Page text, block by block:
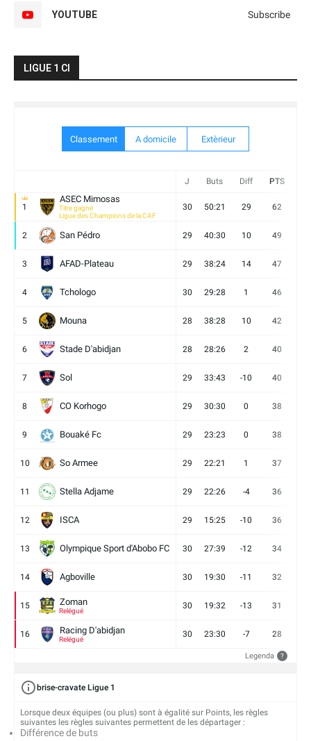
YOUTUBE Subscribe
LIGUE 1 CI
Classement A domicile Extèrieur
J Buts Diff PTS
1
ASEC Mimosas
Titre gagné
Ligue des Champions de la CAF
30 50:21 29 62
2 San Pédro 29 40:30 10 49
3 AFAD-Plateau 29 38:24 14 47
4 Tchologo 30 29:28 1 46
5 Mouna 28 38:28 10 42
6 Stade D'abidjan 28 28:26 2 40
7 Sol 29 33:43 -10 40
8 CO Korhogo 29 30:30 0 38
9 Bouaké Fc 29 23:23 0 38
10 So Armee 29 22:21 1 37
11 Stella Adjame 29 22:26 -4 36
12 ISCA 29 15:25 -10 36
13 Olympique Sport d'Abobo FC 30 27:39 -12 34
14 Agboville 30 19:30 -11 32
15 Zoman
Relégué
30 19:32 -13 31
16 Racing D'abidjan
Relégué
30 23:30 -7 28
Legenda ?
brise-cravate Ligue 1
Lorsque deux équipes (ou plus) sont à égalité sur Points, les règles
suivantes les règles suivantes permettent de les départager :
Différence de buts